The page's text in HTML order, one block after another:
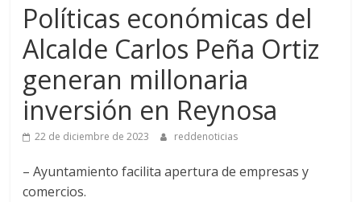
Políticas económicas del
Alcalde Carlos Peña Ortiz
generan millonaria
inversión en Reynosa
22 de diciembre de 2023 reddenoticias
– Ayuntamiento facilita apertura de empresas y
comercios.